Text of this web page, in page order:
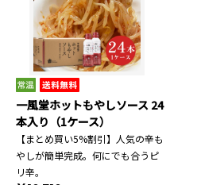
一風堂ホットもやしソース 24
本入り（1ケース）
【まとめ買い5%割引】人気の辛も
やしが簡単完成。何にでも合うピ
リ辛。